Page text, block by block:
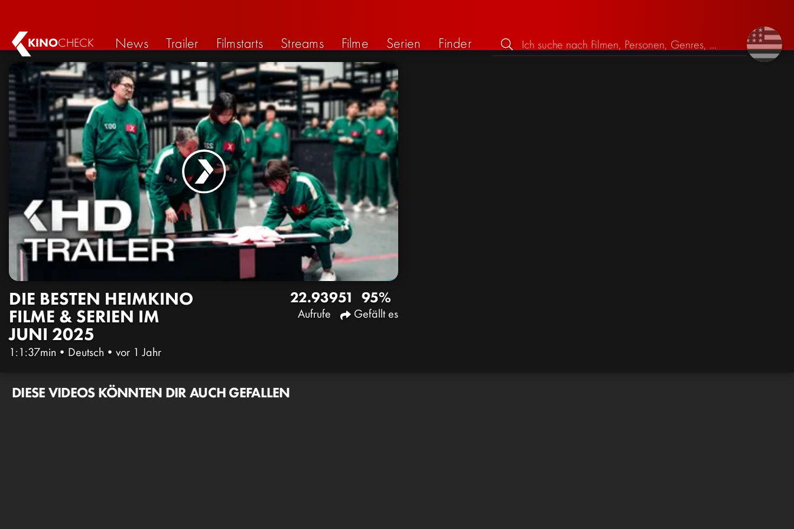
KINOCHECK News Trailer Filmstarts Streams Filme Serien Finder
DIE BESTEN HEIMKINO
FILME & SERIEN IM
JUNI 2025
1:1:37min • Deutsch • vor 1 Jahr
22.939
Aufrufe
51 95%
Gefällt es
DIESE VIDEOS KÖNNTEN DIR AUCH GEFALLEN